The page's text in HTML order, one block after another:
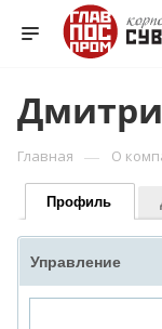
Главная — О
Профиль
Управление